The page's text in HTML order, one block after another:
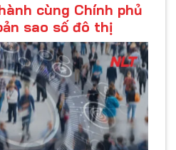
cùng Chính phủ
sao số đô thị